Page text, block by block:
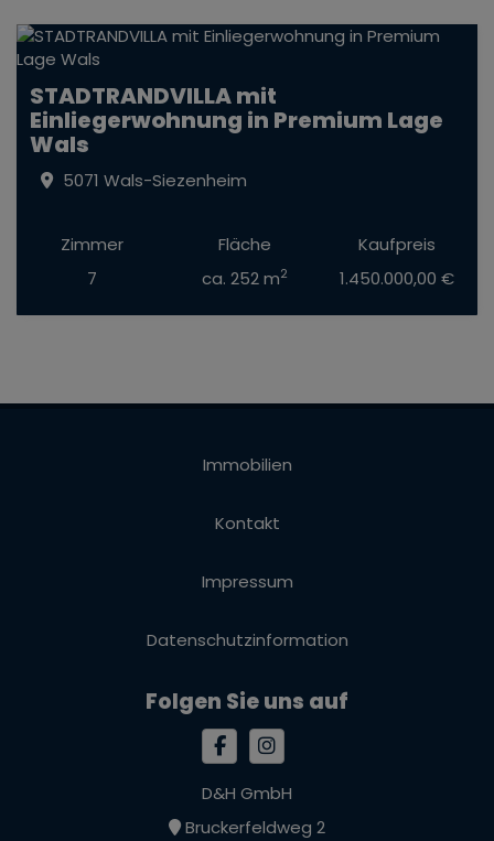
STADTRANDVILLA mit
Einliegerwohnung in Premium Lage
Wals
5071 Wals-Siezenheim
Zimmer
7
Fläche
ca. 252 m2
Kaufpreis
1.450.000,00 €
Immobilien
Kontakt
Impressum
Datenschutzinformation
Folgen Sie uns auf
D&H GmbH
Bruckerfeldweg 2